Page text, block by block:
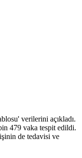
verilerini açıkladı.
479 vaka tespit edildi.
de tedavisi ve